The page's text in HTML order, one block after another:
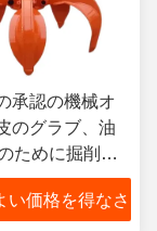
承認の機械オ
のグラブ、油
ために掘削機
い価格を得なさ